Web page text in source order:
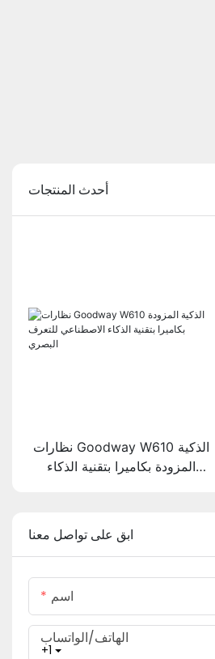
أحدث المنتجات
نظارات Goodway W610 الذكية
المزودة بكاميرا بتقنية الذكاء
ابق على تواصل معنا
اسم
+1
الهاتف/الواتساب